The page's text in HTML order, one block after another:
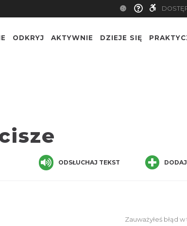
ODKRYJ AKTYWNIE DZIEJE SIĘ
ODSŁUCHAJ TEKST
Zauważyłeś błąd